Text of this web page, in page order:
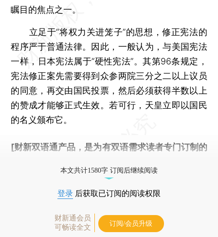
瞩目的焦点之一。
立足于“将权力关进笼子”的思想，修正宪法的
程序严于普通法律。因此，一般认为，与美国宪法
一样，日本宪法属于“硬性宪法”。其第96条规定，
宪法修正案先需要得到众参两院三分之二以上议员
的同意，再交由国民投票，然后必须获得半数以上
的赞成才能够正式生效。若可行，天皇立即以国民
的名义颁布它。
[财新双语通产品，是为有双语需求读者专门订制的
本文共计1580字 订阅后继续阅读
登录 后获取已订阅的阅读权限
财新通会员
可畅读全文
订阅/会员升级